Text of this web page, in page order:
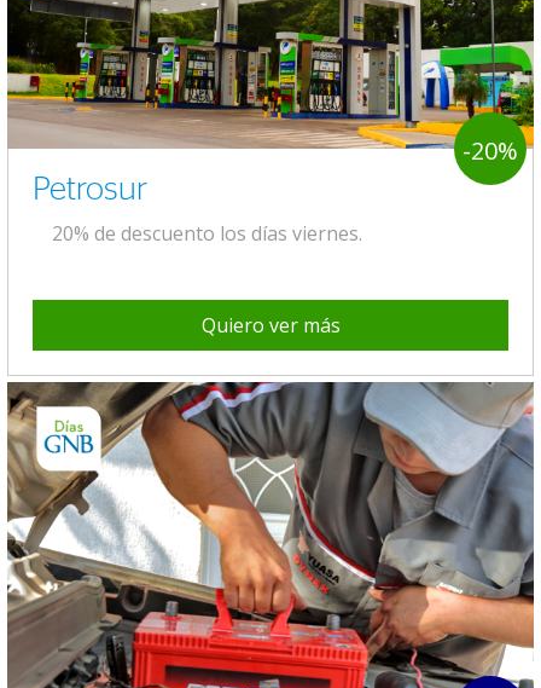
-20%
Petrosur
20% de descuento los días viernes.
Quiero ver más